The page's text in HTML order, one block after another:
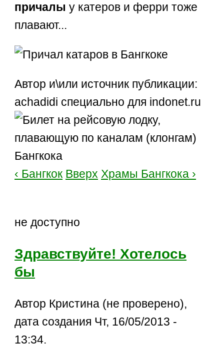
причалы у катеров и ферри тоже
плавают...
Автор и\или источник публикации:
achadidi специально для indonet.ru
‹ Бангкок Вверх Храмы Бангкока ›
не доступно
Здравствуйте! Хотелось
бы
Автор Кристина (не проверено),
дата создания Чт, 16/05/2013 -
13:34.